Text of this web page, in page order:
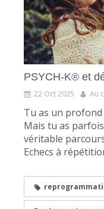
PSYCH-K® et
22 Oct 2025 Au
Tu as un profond
Mais tu as
véritable
Echecs à